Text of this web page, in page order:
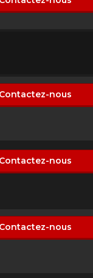
Contactez-nous
Contactez-nous
Contactez-nous
vérifier